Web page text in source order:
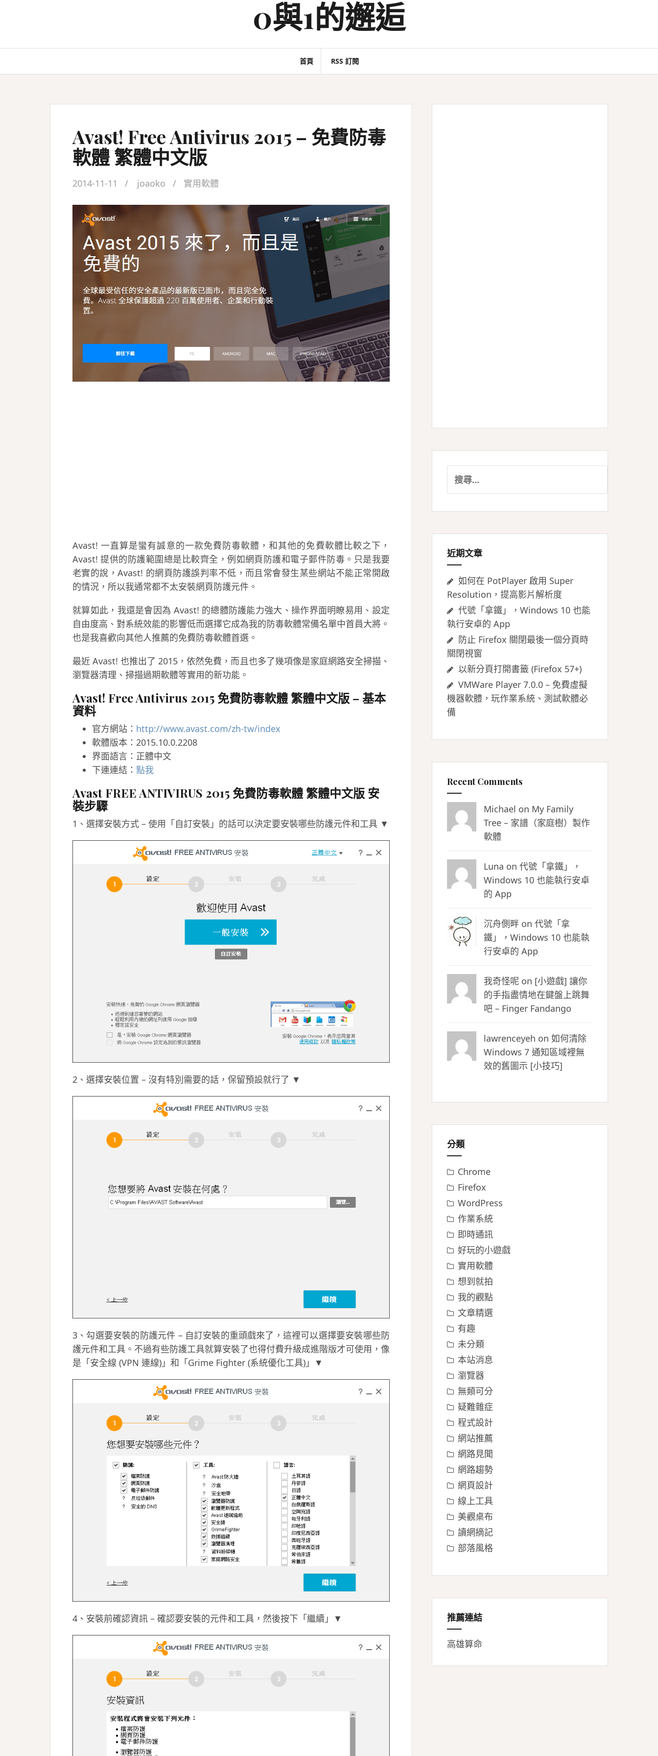
0與1的邂逅
首頁 RSS 訂閱
Avast! Free Antivirus 2015 – 免費防毒
軟體 繁體中文版
2014-11-11 joaoko 實用軟體
Avast! 一直算是蠻有誠意的一款免費防毒軟體，和其他的免費軟體比較之下，
Avast! 提供的防護範圍總是比較齊全，例如網頁防護和電子郵件防毒。只是我要
老實的說，Avast! 的網頁防護誤判率不低，而且常會發生某些網站不能正常開啟
的情況，所以我通常都不太安裝網頁防護元件。
就算如此，我還是會因為 Avast! 的總體防護能力強大、操作界面明瞭易用、設定
自由度高、對系統效能的影響低而選擇它成為我的防毒軟體常備名單中首員大將。
也是我喜歡向其他人推薦的免費防毒軟體首選。
最近 Avast! 也推出了 2015，依然免費，而且也多了幾項像是家庭網路安全掃描、
瀏覽器清理、掃描過期軟體等實用的新功能。
Avast! Free Antivirus 2015 免費防毒軟體 繁體中文版 – 基本
資料
官方網站： http://www.avast.com/zh-tw/index
軟體版本：2015.10.0.2208
界面語言：正體中文
下連連結： 點我
Avast FREE ANTIVIRUS 2015 免費防毒軟體 繁體中文版 安
裝步驟
1、選擇安裝方式 – 使用「自訂安裝」的話可以決定要安裝哪些防護元件和工具 ▼
2、選擇安裝位置 – 沒有特別需要的話，保留預設就行了 ▼
3、勾選要安裝的防護元件 – 自訂安裝的重頭戲來了，這裡可以選擇要安裝哪些防
護元件和工具。不過有些防護工具就算安裝了也得付費升級成進階版才可使用，像
是「安全線 (VPN 連線)」和「Grime Fighter (系統優化工具)」▼
4、安裝前確認資訊 – 確認要安裝的元件和工具，然後按下「繼續」▼
尋
鍵
近期文章
如何在 PotPlayer 啟用 Super
Resolution，提高影片解析度
代號「拿鐵」，Windows 10 也能
執行安卓的 App
防止 Firefox 關閉最後一個分頁時
關閉視窗
以新分頁打開書籤 (Firefox 57+)
VMWare Player 7.0.0 – 免費虛擬
機器軟體，玩作業系統、測試軟體必
備
Recent Comments
Michael on My Family
Tree – 家譜（家庭樹）製作
軟體
Luna on 代號「拿鐵」，
Windows 10 也能執行安卓
的 App
沉舟側畔 on 代號「拿
鐵」，Windows 10 也能執
行安卓的 App
我奇怪呢 on [小遊戲] 讓你
的手指盡情地在鍵盤上跳舞
吧 – Finger Fandango
lawrenceyeh on 如何清除
Windows 7 通知區域裡無
效的舊圖示 [小技巧]
分類
Chrome
Firefox
WordPress
作業系統
即時通訊
好玩的小遊戲
實用軟體
想到就拍
我的觀點
文章精選
有趣
未分類
本站消息
瀏覽器
無類可分
疑難雜症
程式設計
網站推薦
網路見聞
網路趨勢
網頁設計
線上工具
美觀桌布
讀網摘記
部落風格
推薦連結
高雄算命